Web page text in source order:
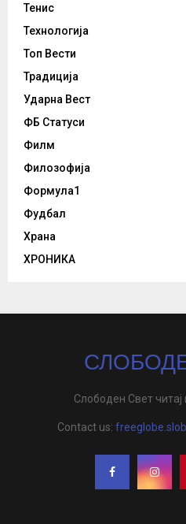
Тенис
Технологија
Топ Вести
Традиција
Ударна Вест
ФБ Статуси
Филм
Филозофија
Формула1
Фудбал
Храна
ХРОНИКА
Слободен Свет
Contact us: